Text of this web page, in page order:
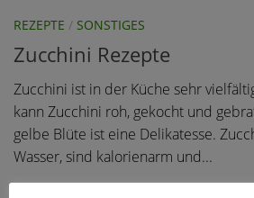
REZEPTE / SONSTIGES
Zucchini Rezepte
Zucchini ist in der Küche sehr
kann Zucchini roh, gekocht und
gelbe Blüte ist eine Delikatesse.
Wasser, sind kalorienarm und...